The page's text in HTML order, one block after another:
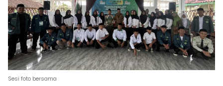
Sesi foto bersama